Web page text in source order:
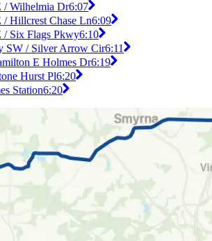
/ Wilhelmia Dr6:07
Hillcrest Chase Ln6:09
/ Six Flags Pkwy6:10
SW / Silver Arrow Cir6:11
E Holmes Dr6:19
Hurst Pl6:20
Station6:20